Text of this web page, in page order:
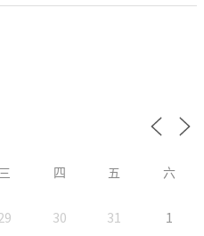
三 四 五 六
30 31 1